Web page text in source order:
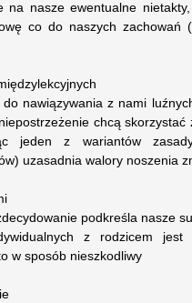
na nasze ewentualne
co do naszych
nawiązywania z nami
chcą
jeden z wariantów
uzasadnia walory noszenia
podkreśla nasze
z rodzicem
w sposób nieszkodliwy